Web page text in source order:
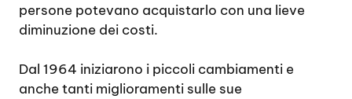
persone potevano acquistarlo con una lieve
diminuzione dei costi.
Dal 1964 iniziarono i piccoli cambiamenti e
anche tanti miglioramenti sulle sue